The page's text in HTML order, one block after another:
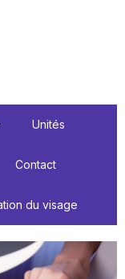
Unités
Contact
du visage